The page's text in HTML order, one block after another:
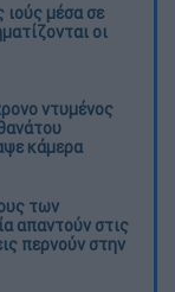
ιούς μέσα σε
οι
ντυμένος
κάμερα
των
απαντούν στις
περνούν στην